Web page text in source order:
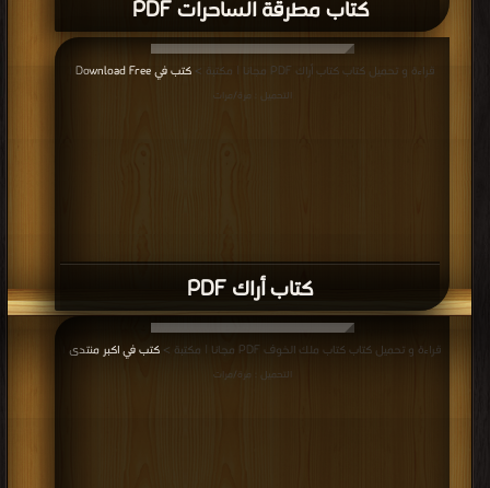
كتاب مطرقة الساحرات PDF
كتاب أراك PDF
قراءة و تحميل كتاب كتاب أراك PDF مجانا | مكتبة > كتب في Download Free
التحميل : مرة/مرات
قراءة و تحميل كتاب كتاب ملك الخوف PDF مجانا | مكتبة > كتب في اكبر منتدى
التحميل : مرة/مرات